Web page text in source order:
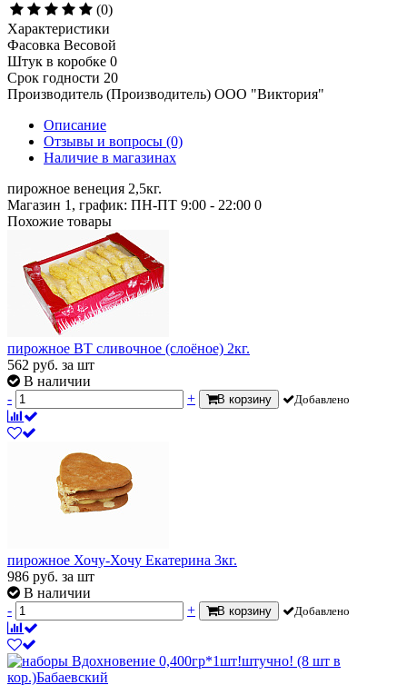
(0)
Характеристики
Фасовка Весовой
Штук в коробке 0
Срок годности 20
Производитель (Производитель) ООО "Виктория"
Описание
Отзывы и вопросы (0)
Наличие в магазинах
пирожное венеция 2,5кг.
Магазин 1, график: ПН-ПТ 9:00 - 22:00 0
Похожие товары
пирожное ВТ сливочное (слоёное) 2кг.
562 руб. за шт
В наличии
-
+ В корзину Добавлено
пирожное Хочу-Хочу Екатерина 3кг.
986 руб. за шт
В наличии
-
+ В корзину Добавлено